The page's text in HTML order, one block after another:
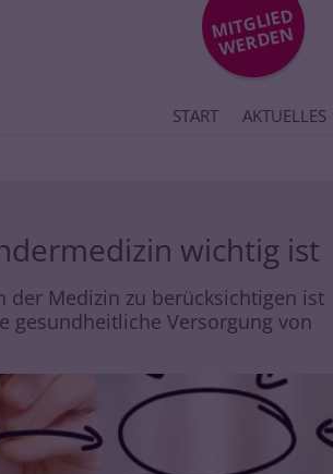
START AKTUELLES
MIT
GLIE
D
WE
R
DE
N
wichtig ist
der Medizin zu berücksichtigen ist
gesundheitliche Versorgung von